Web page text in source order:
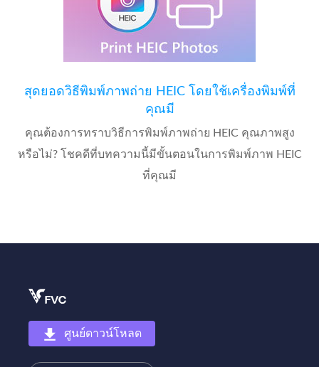
สุดยอดวิธีพิมพ์ภาพถ่าย HEIC โดยใช้เครื่องพิมพ์ที่
คุณมี
คุณต้องการทราบวิธีการพิมพ์ภาพถ่าย HEIC คุณภาพสูง
หรือไม่? โชคดีที่บทความนี้มีขั้นตอนในการพิมพ์ภาพ HEIC
ที่คุณมี
ศูนย์ดาวน์โหลด